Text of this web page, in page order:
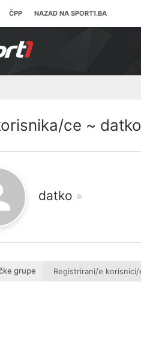
ČPP NAZAD NA SPORT1.BA
ce ~ datko
datko
grupe